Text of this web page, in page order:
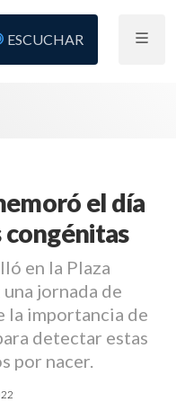
ESCUCHAR
el día
congénitas
en la Plaza
jornada de
la importancia de
detectar estas
por nacer.